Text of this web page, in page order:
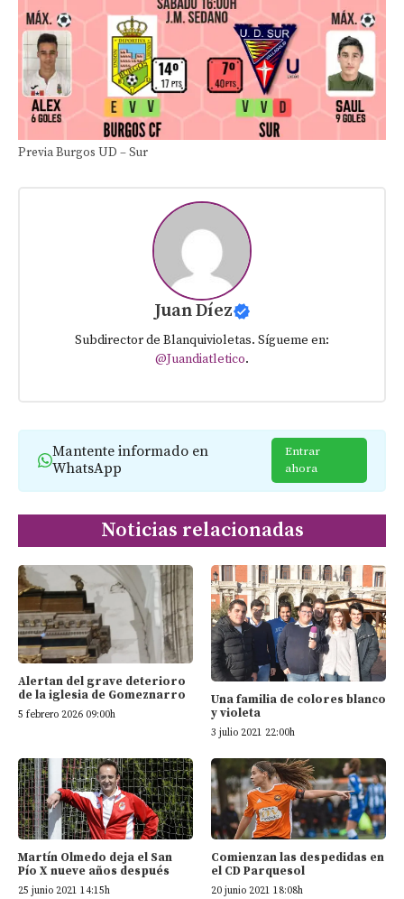
Previa Burgos UD – Sur
Juan Díez
Subdirector de Blanquivioletas. Sígueme en:
@Juandiatletico.
Mantente informado en
WhatsApp
Entrar
ahora
Noticias relacionadas
Alertan del grave deterioro
de la iglesia de Gomeznarro
5 febrero 2026 09:00h
Una familia de colores blanco
y violeta
3 julio 2021 22:00h
Martín Olmedo deja el San
Pío X nueve años después
25 junio 2021 14:15h
Comienzan las despedidas en
el CD Parquesol
20 junio 2021 18:08h